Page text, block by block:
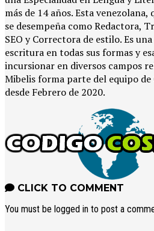
más de 14 años. Esta venezolana,
se desempeña como Redactora,
SEO y Correctora de estilo. Es
escritura en todas sus formas y
incursionar en diversos campos
Mibelis forma parte del equipo de
desde Febrero de 2020.
CLICK TO COMMENT
You must be logged in to post a